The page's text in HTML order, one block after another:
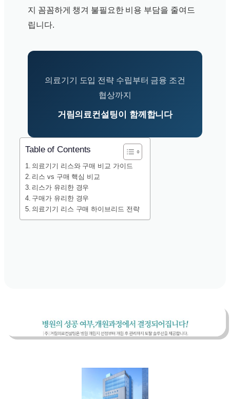
지 꼼꼼하게 챙겨 불필요한 비용 부담을 줄여드
립니다.
의료기기 도입 전략 수립부터 금융 조건
협상까지
거림의료컨설팅이 함께합니다
Table of Contents
의료기기 리스와 구매 비교 가이드
리스 vs 구매 핵심 비교
리스가 유리한 경우
구매가 유리한 경우
의료기기 리스 구매 하이브리드 전략